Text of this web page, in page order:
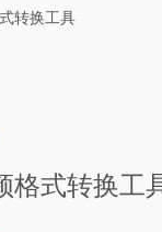
格式转换工
秀的图片处理工具